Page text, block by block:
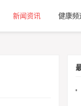
新闻资讯 健康频